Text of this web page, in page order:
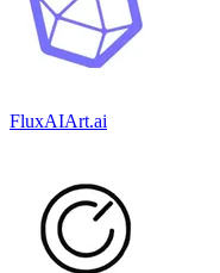
FluxAIArt.ai